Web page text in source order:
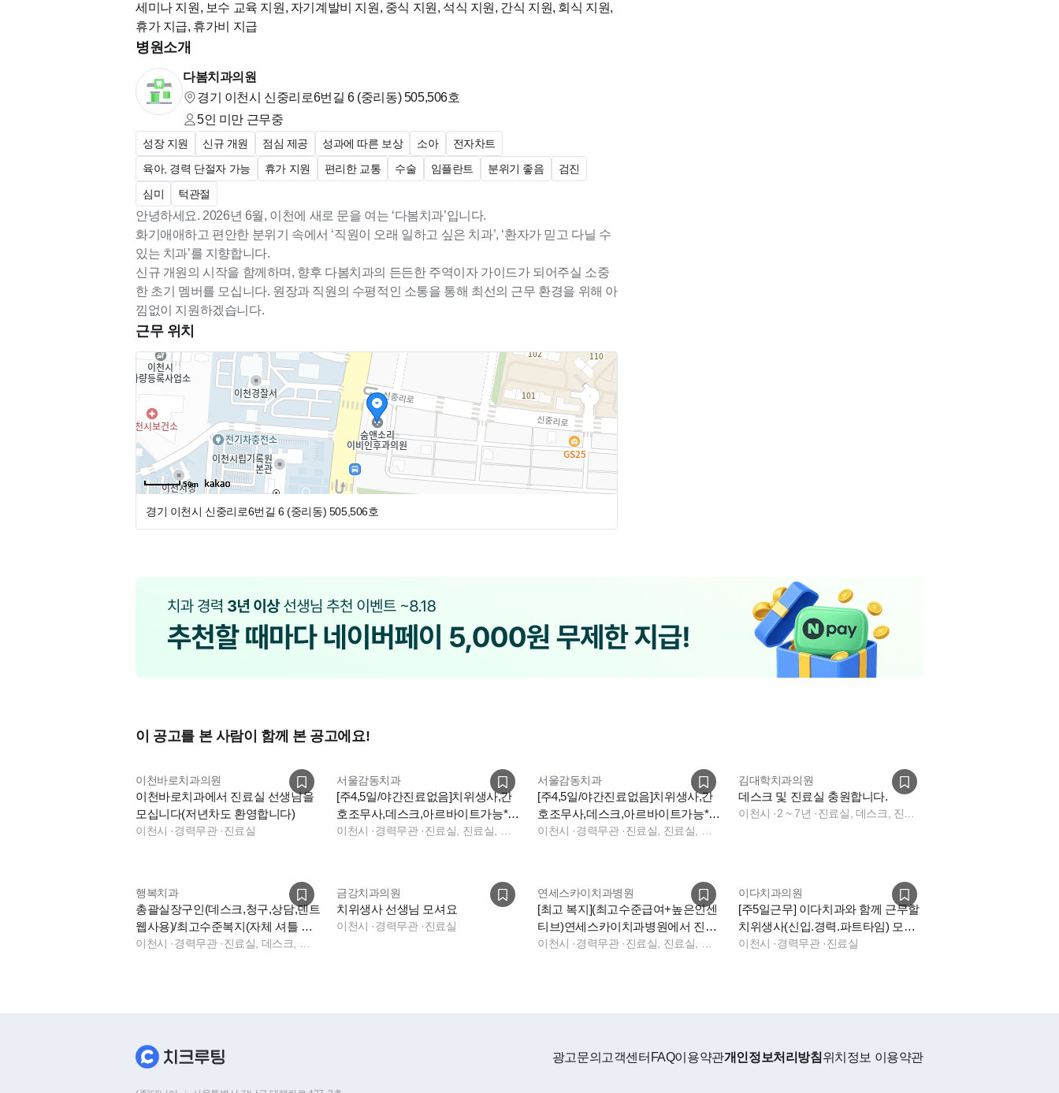
🤝 이런 분과 함께하고 싶습니다
환자의 입장에서 깊이 공감하고, 환자의 눈높이에 맞춰 친절하게 소통할 수 있는 분
동료를 존중하며 화기애애한 병원 문화를 함께 만들어가실 분
일방적인 지시가 아닌 소통을 통해,
직원 여러분에게 항상 최선의 방향이 무엇인지 함께 고민하겠습니다.
다봄치과의 첫 페이지를 함께 장식할 선생님들의 많은 지원 바랍니다.
* **접수 방법:** [온라인 지원 ]
* **문의 사항:** [010-9890-3505]
세미나 지원, 보수 교육 지원, 자기계발비 지원, 중식 지원, 석식 지원, 간식 지원, 회식 지원,
휴가 지급, 휴가비 지급
병원소개
다봄치과의원
경기 이천시 신중리로6번길 6 (중리동) 505,506호
5인 미만 근무중
성장 지원 신규 개원 점심 제공 성과에 따른 보상 소아
전자차트
육아, 경력 단절자 가능
휴가 지원 편리한 교통 수술 임플란트 분위기 좋음
검진
심미
턱관절
안녕하세요. 2026년 6월, 이천에 새로 문을 여는 ‘다봄치과’입니다.
화기애애하고 편안한 분위기 속에서 ‘직원이 오래 일하고 싶은 치과’, ‘환자가 믿고 다닐 수
있는 치과’를 지향합니다.
신규 개원의 시작을 함께하며, 향후 다봄치과의 든든한 주역이자 가이드가 되어주실 소중
한 초기 멤버를 모십니다. 원장과 직원의 수평적인 소통을 통해 최선의 근무 환경을 위해 아
근무 위치
50m
경기 이천시 신중리로6번길 6 (중리동) 505,506호
이 공고를 본 사람이 함께 본 공고에요!
이천바로치과의원
이천바로치과에서 진료실 선생님을
모십니다(저년차도 환영합니다)
이천시 ·경력무관·진료실
서울감동치과
[주4,5일/야간진료없음]치위생사,간
호조무사,데스크,아르바이트가능*기
숙사지원*최고대우
이천시 ·경력무관·
서울감동치과
[주4,5일/야간진료없음]치위생사,간
호조무사,데스크,아르바이트가능*기
숙사지원*최고대우
이천시 ·경력무관·
김대학치과의원
데스크 및 진료실 충원합니다.
이천시 ·2 ~ 7년 ·
행복치과
총괄실장구인(데스크,청구,상담,덴트
웹사용)/최고수준복지(자체 셔틀 운
행 기숙사지원가능)
이천시 ·경력무관·
금강치과의원
치위생사 선생님 모셔요
이천시 ·경력무관·진료실
연세스카이치과병원
[최고 복지](최고수준급여+높은인센
티브)연세스카이치과병원에서 진료
실 스탭 모집합니다
이천시 ·경력무관·
이다치과의원
[주5일근무] 이다치과와 함께 근무할
치위생사(신입.경력.파트타임) 모집
합니다.
이천시 ·경력무관·진료실
광고문의 고객센터 FAQ이용약관개인정보처리방침위치정보 이용약관